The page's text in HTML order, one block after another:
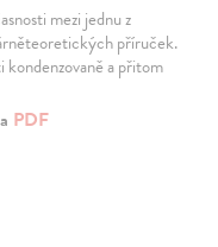
mezi jednu z
příruček.
kondenzovaně a přitom
a PDF